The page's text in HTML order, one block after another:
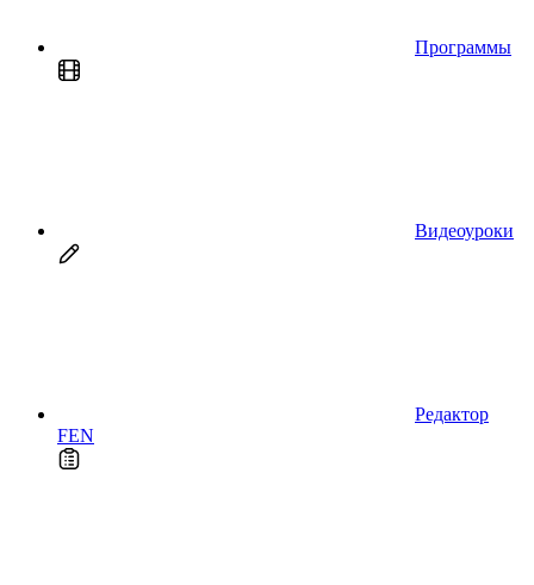
Программы
Видеоуроки
Редактор
FEN